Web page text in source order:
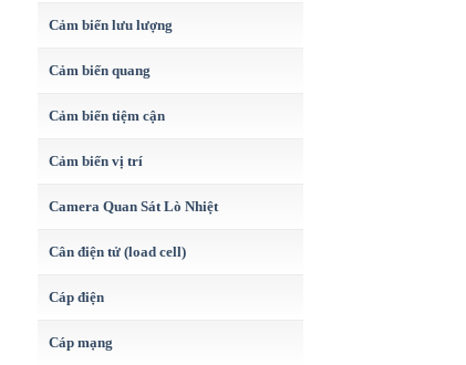
Cảm biến lưu lượng
Cảm biến quang
Cảm biến tiệm cận
Cảm biến vị trí
Camera Quan Sát Lò Nhiệt
Cân điện tử (load cell)
Cáp điện
Cáp mạng